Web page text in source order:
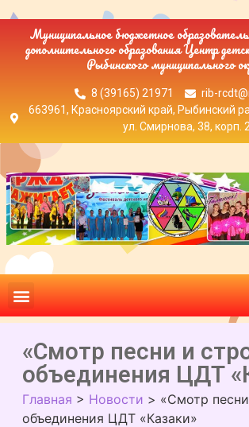
Муниципальное бюджетное
дополнительного образования Центр
Рыбинского муниципального
8 (39165) 21971
rib-
663961, Красноярский край, Рыбинский
ул. Смирнова, 38, корп. 2
«Смотр песни и
объединения ЦДТ
Главная > Новости > «Смотр
объединения ЦДТ «Казаки»